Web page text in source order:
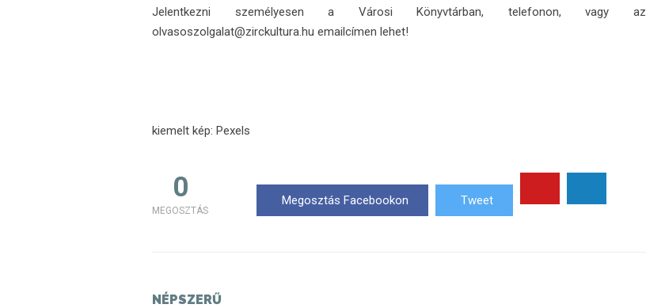
Jelentkezni személyesen a Városi Könyvtárban, telefonon, vagy az
olvasoszolgalat@zirckultura.hu emailcímen lehet!
kiemelt kép: Pexels
0
MEGOSZTÁS
Megosztás Facebookon Tweet
NÉPSZERŰ